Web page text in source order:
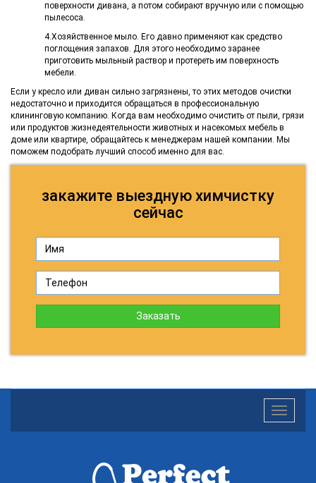
поверхности дивана, а потом собирают вручную или с помощью
пылесоса.
4.Хозяйственное мыло. Его давно применяют как средство
поглощения запахов. Для этого необходимо заранее
приготовить мыльный раствор и протереть им поверхность
мебели.
Если у кресло или диван сильно загрязнены, то этих методов очистки
недостаточно и приходится обращаться в профессиональную
клининговую компанию. Когда вам необходимо очистить от пыли, грязи
или продуктов жизнедеятельности животных и насекомых мебель в
доме или квартире, обращайтесь к менеджерам нашей компании. Мы
поможем подобрать лучший способ именно для вас.
закажите выездную химчистку
сейчас
Заказать
Toggle